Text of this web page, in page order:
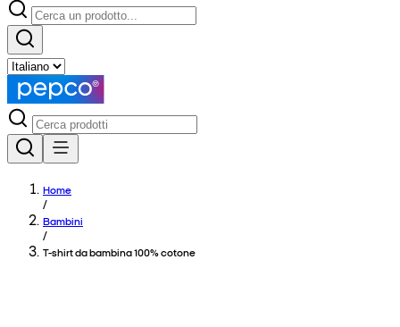
Home
/
Bambini
/
T-shirt da bambina 100% cotone